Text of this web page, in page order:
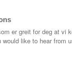
(sopran),
Programmet
hovedvekt i
times lange